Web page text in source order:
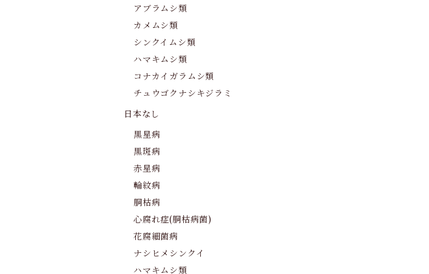
アブラムシ類
カメムシ類
シンクイムシ類
ハマキムシ類
コナカイガラムシ類
チュウゴクナシキジラミ
日本なし
黒星病
黒斑病
赤星病
輪紋病
胴枯病
心腐れ症(胴枯病菌)
花腐細菌病
ナシヒメシンクイ
ハマキムシ類